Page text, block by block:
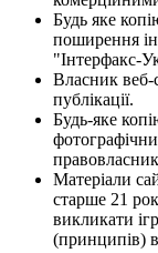
Будь яке
поширення
"Інтерфакс-
Власник веб-
публікації.
Будь-яке
Матеріали
старше 21
викликати
(принципів)